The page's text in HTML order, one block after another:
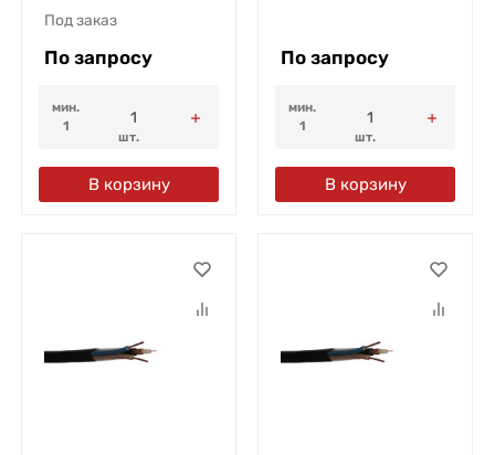
Под заказ
По запросу
мин.
1
шт.
В корзину
По запросу
мин.
1
шт.
В корзину